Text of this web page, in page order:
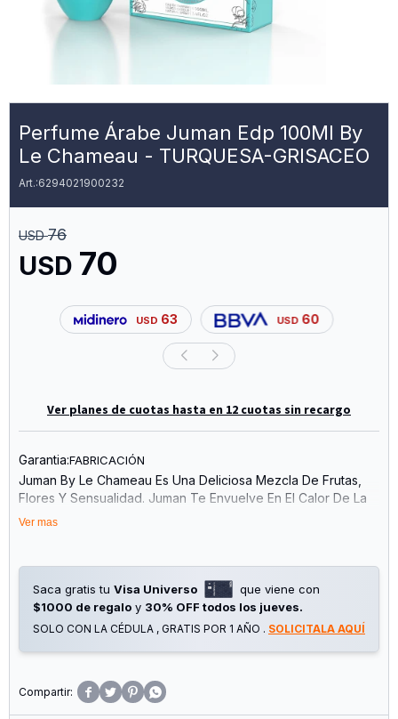
Perfume Árabe Juman Edp 100Ml By
Le Chameau - TURQUESA-GRISACEO
6294021900232
USD 70
USD 76
USD 63 USD 60
Ver planes de cuotas hasta en 12 cuotas sin recargo
Garantia:FABRICACIÓN
Juman By Le Chameau Es Una Deliciosa Mezcla De Frutas,
Flores Y Sensualidad. Juman Te Envuelve En El Calor De La
Pasión, El Melocotón Y El Suave Almizcle.
Notas De Salida: Maracuyá, Durazno, Pera, Frambuesa,
Grosella Negra, Arena
Notas De Corazón: Lirio Del Valle
Notas De Fondo: Almizcle, Sándalo, Vainilla, Pachuli,
Ver mas
Saca gratis tu Visa Universo
que viene con
$1000 de regalo y 30% OFF todos los jueves.
SOLO CON LA CÉDULA , GRATIS POR 1 AÑO . SOLICITALA AQUÍ
   